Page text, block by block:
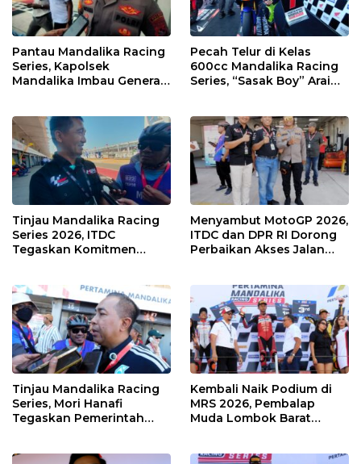
Pantau Mandalika Racing
Series, Kapolsek
Mandalika Imbau Generasi
Pecah Telur di Kelas
600cc Mandalika Racing
Series, “Sasak Boy” Arai
Tinjau Mandalika Racing
Series 2026, ITDC
Tegaskan Komitmen
Kawasan
Menyambut MotoGP 2026,
ITDC dan DPR RI Dorong
Perbaikan Akses Jalan
Tinjau Mandalika Racing
Series, Mori Hanafi
Tegaskan Pemerintah
Kembali Naik Podium di
MRS 2026, Pembalap
Muda Lombok Barat